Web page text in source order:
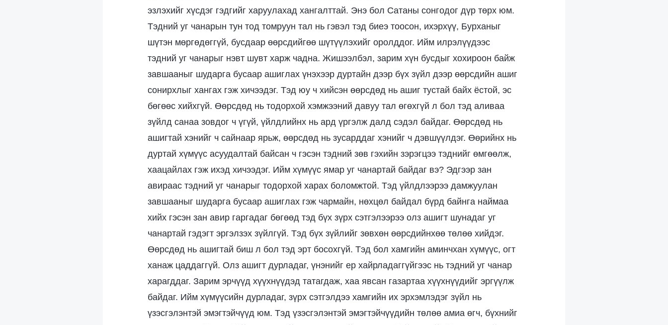
эзлэхийг хүсдэг гэдгийг харуулахад хангалттай. Энэ бол Сатаны сонгодог дүр төрх юм.
Тэдний уг чанарын тун тод томруун тал нь гэвэл тэд биеэ тоосон, ихэрхүү, Бурханыг
шүтэн мөргөдөггүй, бусдаар өөрсдийгөө шүтүүлэхийг оролддог. Ийм илрэлүүдээс
тэдний уг чанарыг нэвт шувт харж чадна. Жишээлбэл, зарим хүн бусдыг хохироон байж
завшааныг шударга бусаар ашиглах үнэхээр дуртайн дээр бүх зүйл дээр өөрсдийн ашиг
сонирхлыг хангах гэж хичээдэг. Тэд юу ч хийсэн өөрсдөд нь ашиг тустай байх ёстой, эс
бөгөөс хийхгүй. Өөрсдөд нь тодорхой хэмжээний давуу тал өгөхгүй л бол тэд аливаа
зүйлд санаа зовдог ч үгүй, үйлдлийнх нь ард үргэлж далд сэдэл байдаг. Өөрсдөд нь
ашигтай хэнийг ч сайнаар ярьж, өөрсдөд нь зусарддаг хэнийг ч дэвшүүлдэг. Өөрийнх нь
дуртай хүмүүс асуудалтай байсан ч гэсэн тэдний зөв гэхийн зэрэгцээ тэднийг өмгөөлж,
хаацайлах гэж ихэд хичээдэг. Ийм хүмүүс ямар уг чанартай байдаг вэ? Эдгээр зан
авираас тэдний уг чанарыг тодорхой харах боломжтой. Тэд үйлдлээрээ дамжуулан
завшааныг шударга бусаар ашиглах гэж чармайн, нөхцөл байдал бүрд байнга наймаа
хийх гэсэн зан авир гаргадаг бөгөөд тэд бүх зүрх сэтгэлээрээ олз ашигт шунадаг уг
чанартай гэдэгт эргэлзэх зүйлгүй. Тэд бүх зүйлийг зөвхөн өөрсдийнхөө төлөө хийдэг.
Өөрсдөд нь ашигтай биш л бол тэд эрт босохгүй. Тэд бол хамгийн аминчхан хүмүүс, огт
ханаж цаддаггүй. Олз ашигт дурладаг, үнэнийг ер хайрладаггүйгээс нь тэдний уг чанар
харагддаг. Зарим эрчүүд хүүхнүүдэд татагдаж, хаа явсан газартаа хүүхнүүдийг эргүүлж
байдаг. Ийм хүмүүсийн дурладаг, зүрх сэтгэлдээ хамгийн их эрхэмлэдэг зүйл нь
үзэсгэлэнтэй эмэгтэйчүүд юм. Тэд үзэсгэлэнтэй эмэгтэйчүүдийн төлөө амиа өгч, бүхнийг